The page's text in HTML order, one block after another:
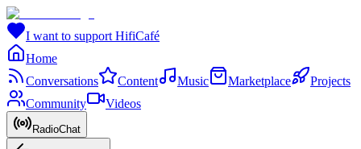
I want to support HifiCafé
Home
Conversations
Content Music Marketplace
Projects
Community
Videos
RadioChat